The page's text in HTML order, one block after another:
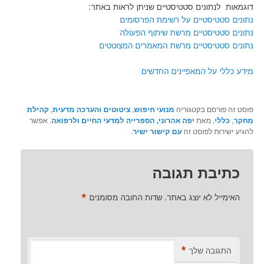
דוגמאות לנתונים סטטיסטיים שניתן לראות באתר:
נתונים סטטיסטיים על רשימת הפרסומים
נתונים סטטיסטיים מרשת שיתוף הפעולה
נתונים סטטיסטיים מרשת המאמרים המצוטטים
מידע כללי על המאפיינים החדשים
פוסט זה פורסם בקטגוריה מנועי חיפוש,ציטוטים והערכה מדעית,קהילת
מחקר, כללי, מאת יפה אהרוני, הספרייה למדעי החיים ולרפואה. אפשר
להגיע ישירות לפוסט זהעם קישור ישיר.
כתיבת תגובה
האימייל לא יוצג באתר. שדות החובה מסומנים *
התגובה שלך *